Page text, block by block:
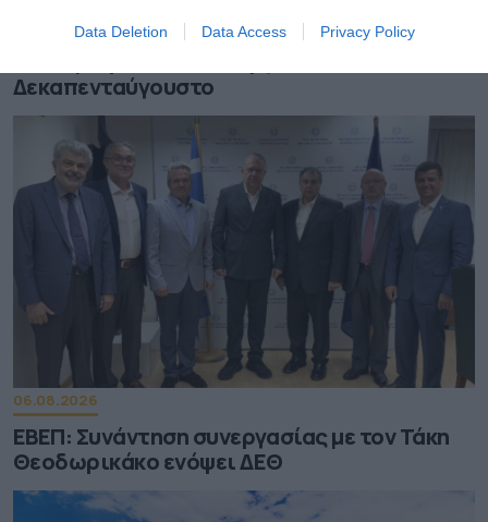
Data Deletion Data Access Privacy Policy
07.08.2026
Δεκαπενταύγουστο
06.08.2026
ΕΒΕΠ: Συνάντηση συνεργασίας με τον Τάκη
Θεοδωρικάκο ενόψει ΔΕΘ